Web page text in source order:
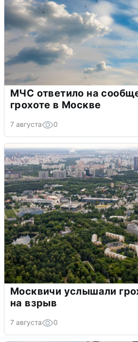
МЧС ответило на
грохоте в Москве
7 августа 0
Москвичи услышали
на взрыв
7 августа 0